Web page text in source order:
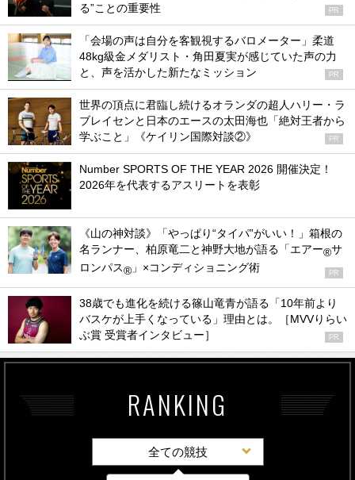
る”ことの重要性
PR
「会場の声は自分を客観視するバロメーター」柔道
48kg級金メダリスト・角田夏実が感じていた声の力
と、声を活かした新たなミッション
PR
世界の頂点に君臨し続けるオランダの超人ハリー・ラ
ブレイセンと日本のエースの太田海也「絶対王者から
学ぶこと」《ケイリン国際対談②》
PR
Number SPORTS OF THE YEAR 2026 開催決定！
2026年を代表するアスリートを表彰
《山の神対談》「やっぱり“タイパ”がいい！」箱根の
名ランナー、柏原竜二と神野大地が語る「エアー®サ
ロンパス® 」×コンディショニング術 PR
38歳でも進化を続ける篠山竜青が語る「10年前より
バスケが上手くなっている」理由とは。［MVVりらい
ぶ賞 受賞者インタビュー］
PR
RANKING
全ての競技